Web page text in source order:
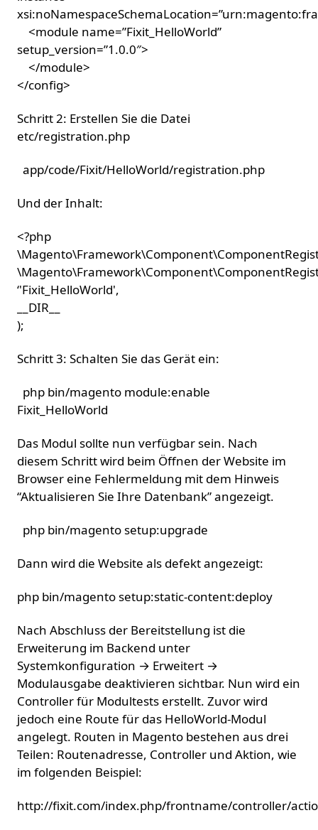
<module name=”Fixit_HelloWorld”
setup_version=”1.0.0″>
</module>
</config>
Schritt 2: Erstellen Sie die Datei
etc/registration.php
app/code/Fixit/HelloWorld/registration.php
Und der Inhalt:
<?php
‘'Fixit_HelloWorld',
__DIR__
);
Schritt 3: Schalten Sie das Gerät ein:
php bin/magento module:enable
Fixit_HelloWorld
Das Modul sollte nun verfügbar sein. Nach
diesem Schritt wird beim Öffnen der Website im
Browser eine Fehlermeldung mit dem Hinweis
“Aktualisieren Sie Ihre Datenbank” angezeigt.
php bin/magento setup:upgrade
Dann wird die Website als defekt angezeigt:
php bin/magento setup:static-content:deploy
Nach Abschluss der Bereitstellung ist die
Erweiterung im Backend unter
Systemkonfiguration → Erweitert →
Modulausgabe deaktivieren sichtbar. Nun wird ein
Controller für Modultests erstellt. Zuvor wird
jedoch eine Route für das HelloWorld-Modul
angelegt. Routen in Magento bestehen aus drei
Teilen: Routenadresse, Controller und Aktion, wie
im folgenden Beispiel:
http://fixit.com/index.php/frontname/controller/